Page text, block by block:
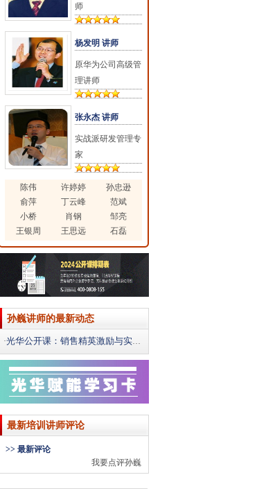
师
杨发明 讲师
原华为公司高级管
理讲师
张永杰 讲师
实战派研发管理专
家
陈伟 许婷婷
孙忠逊
俞萍
丁云峰
范斌
小桥
肖钢
邹亮
王银周
王思远 石磊
孙巍讲师的最新动态
·光华公开课：销售精英激励与实战技能提升
最新培训讲师评论
>> 最新评论
我要点评孙巍